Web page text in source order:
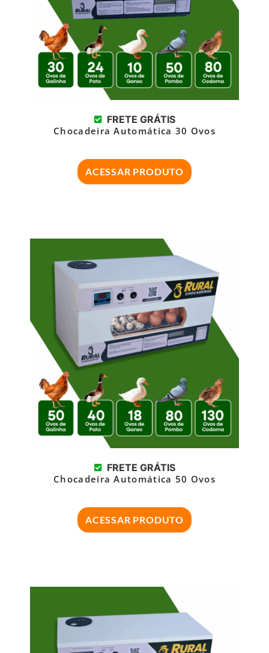
FRETE GRÁTIS
Chocadeira Automática 30 Ovos
ACESSAR PRODUTO
FRETE GRÁTIS
Chocadeira Automática 50 Ovos
ACESSAR PRODUTO